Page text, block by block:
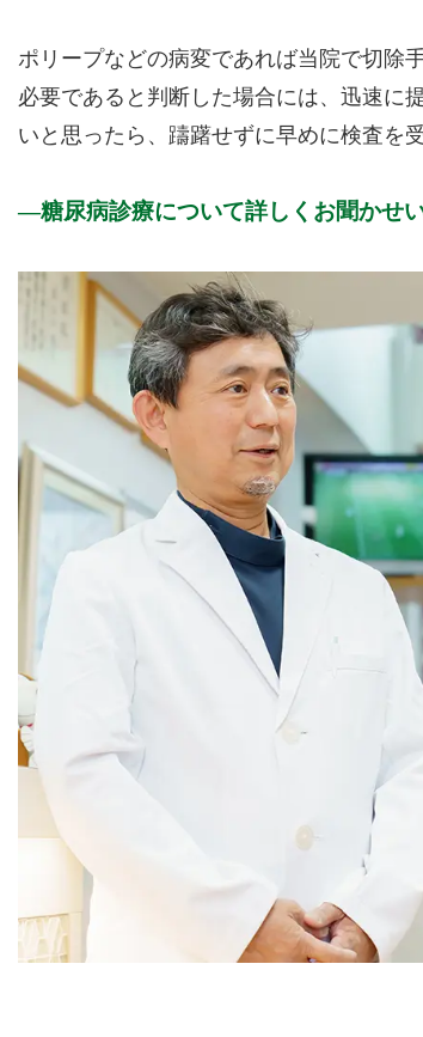
ポリープなどの病変であれば当院で切除
必要であると判断した場合には、迅速に
いと思ったら、躊躇せずに早めに検査を
糖尿病診療について詳しくお聞かせ